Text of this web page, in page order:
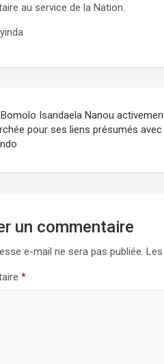
au service de la Nation.
Bomolo Isandaela Nanou
pour ses liens présumés avec
un commentaire
e-mail ne sera pas publiée.
*